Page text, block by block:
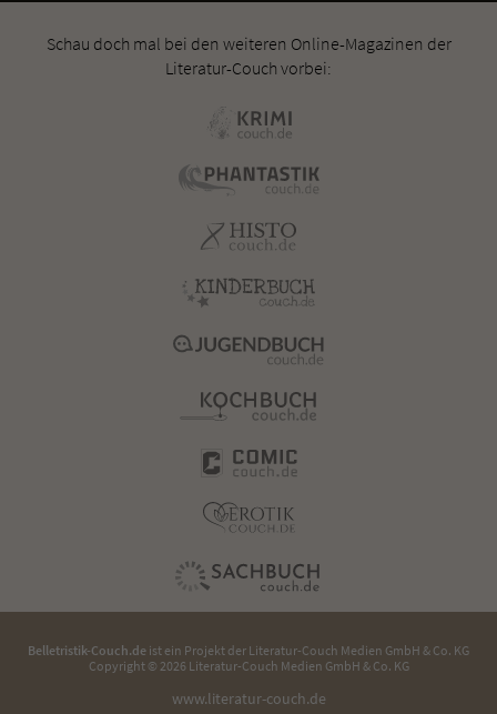
Schau doch mal bei den weiteren Online-Magazinen der
Literatur-Couch vorbei:
Belletristik-Couch.de ist ein Projekt der Literatur-Couch Medien GmbH & Co. KG
Copyright © 2026 Literatur-Couch Medien GmbH & Co. KG
www.literatur-couch.de